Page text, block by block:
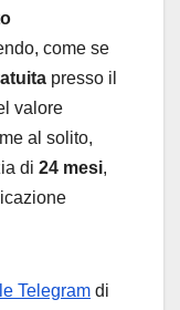
come se
presso il
valore
al solito,
di 24 mesi,
Telegram di